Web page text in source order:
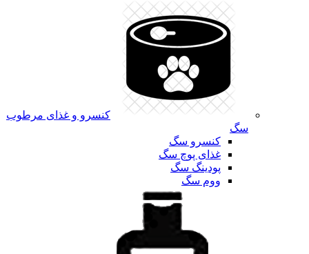
کنسرو و غذای مرطوب
سگ
کنسرو سگ
غذای پوچ سگ
پودینگ سگ
ووم سگ